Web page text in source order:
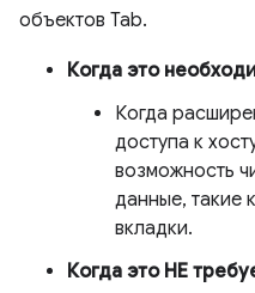
объектов Tab.
Когда это
Когда
доступа к
возможность
данные, такие
вкладки.
Когда это НЕ